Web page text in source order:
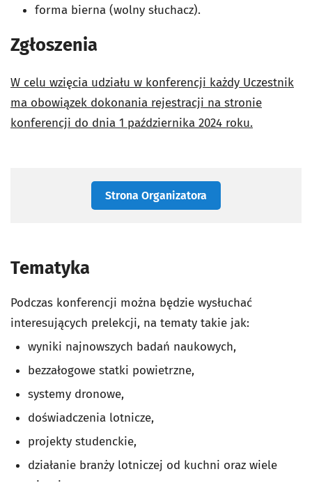
forma bierna (wolny słuchacz).
Zgłoszenia
W celu wzięcia udziału w konferencji każdy Uczestnik
ma obowiązek dokonania rejestracji na stronie
konferencji do dnia 1 października 2024 roku.
Strona Organizatora
Tematyka
Podczas konferencji można będzie wysłuchać
interesujących prelekcji, na tematy takie jak:
wyniki najnowszych badań naukowych,
bezzałogowe statki powietrzne,
systemy dronowe,
doświadczenia lotnicze,
projekty studenckie,
działanie branży lotniczej od kuchni oraz wiele